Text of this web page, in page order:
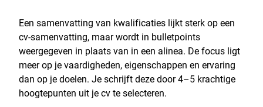
Een samenvatting van kwalificaties lijkt sterk op een
cv-samenvatting, maar wordt in bulletpoints
weergegeven in plaats van in een alinea. De focus ligt
meer op je vaardigheden, eigenschappen en ervaring
dan op je doelen. Je schrijft deze door 4–5 krachtige
hoogtepunten uit je cv te selecteren.